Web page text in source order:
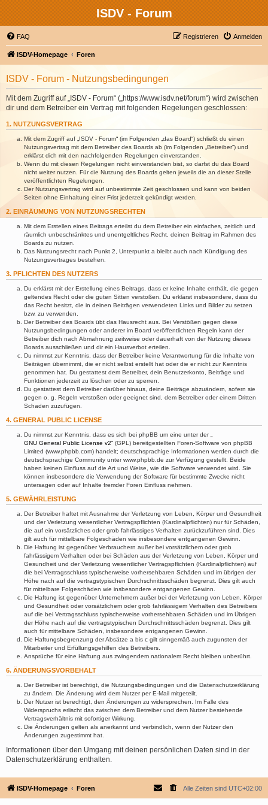
ISDV - Forum
FAQ Anmelden
Registrieren
ISDV-Homepage Foren
ISDV - Forum - Nutzungsbedingungen
Mit dem Zugriff auf „ISDV - Forum“ („https://www.isdv.net/forum“) wird zwischen
dir und dem Betreiber ein Vertrag mit folgenden Regelungen geschlossen:
1. NUTZUNGSVERTRAG
Mit dem Zugriff auf „ISDV - Forum“ (im Folgenden „das Board“) schließt du einen
Nutzungsvertrag mit dem Betreiber des Boards ab (im Folgenden „Betreiber“) und
erklärst dich mit den nachfolgenden Regelungen einverstanden.
Wenn du mit diesen Regelungen nicht einverstanden bist, so darfst du das Board
nicht weiter nutzen. Für die Nutzung des Boards gelten jeweils die an dieser Stelle
veröffentlichten Regelungen.
Der Nutzungsvertrag wird auf unbestimmte Zeit geschlossen und kann von beiden
Seiten ohne Einhaltung einer Frist jederzeit gekündigt werden.
2. EINRÄUMUNG VON NUTZUNGSRECHTEN
Mit dem Erstellen eines Beitrags erteilst du dem Betreiber ein einfaches, zeitlich und
räumlich unbeschränktes und unentgeltliches Recht, deinen Beitrag im Rahmen des
Boards zu nutzen.
Das Nutzungsrecht nach Punkt 2, Unterpunkt a bleibt auch nach Kündigung des
Nutzungsvertrages bestehen.
3. PFLICHTEN DES NUTZERS
Du erklärst mit der Erstellung eines Beitrags, dass er keine Inhalte enthält, die gegen
geltendes Recht oder die guten Sitten verstoßen. Du erklärst insbesondere, dass du
das Recht besitzt, die in deinen Beiträgen verwendeten Links und Bilder zu setzen
bzw. zu verwenden.
Der Betreiber des Boards übt das Hausrecht aus. Bei Verstößen gegen diese
Nutzungsbedingungen oder anderer im Board veröffentlichten Regeln kann der
Betreiber dich nach Abmahnung zeitweise oder dauerhaft von der Nutzung dieses
Boards ausschließen und dir ein Hausverbot erteilen.
Du nimmst zur Kenntnis, dass der Betreiber keine Verantwortung für die Inhalte von
Beiträgen übernimmt, die er nicht selbst erstellt hat oder die er nicht zur Kenntnis
genommen hat. Du gestattest dem Betreiber, dein Benutzerkonto, Beiträge und
Funktionen jederzeit zu löschen oder zu sperren.
Du gestattest dem Betreiber darüber hinaus, deine Beiträge abzuändern, sofern sie
gegen o. g. Regeln verstoßen oder geeignet sind, dem Betreiber oder einem Dritten
Schaden zuzufügen.
4. GENERAL PUBLIC LICENSE
Du nimmst zur Kenntnis, dass es sich bei phpBB um eine unter der „
GNU General Public License v2“ (GPL) bereitgestellten Foren-Software von phpBB
Limited (www.phpbb.com) handelt; deutschsprachige Informationen werden durch die
deutschsprachige Community unter www.phpbb.de zur Verfügung gestellt. Beide
haben keinen Einfluss auf die Art und Weise, wie die Software verwendet wird. Sie
können insbesondere die Verwendung der Software für bestimmte Zwecke nicht
untersagen oder auf Inhalte fremder Foren Einfluss nehmen.
5. GEWÄHRLEISTUNG
Der Betreiber haftet mit Ausnahme der Verletzung von Leben, Körper und Gesundheit
und der Verletzung wesentlicher Vertragspflichten (Kardinalpflichten) nur für Schäden,
die auf ein vorsätzliches oder grob fahrlässiges Verhalten zurückzuführen sind. Dies
gilt auch für mittelbare Folgeschäden wie insbesondere entgangenen Gewinn.
Die Haftung ist gegenüber Verbrauchern außer bei vorsätzlichem oder grob
fahrlässigem Verhalten oder bei Schäden aus der Verletzung von Leben, Körper und
Gesundheit und der Verletzung wesentlicher Vertragspflichten (Kardinalpflichten) auf
die bei Vertragsschluss typischerweise vorhersehbaren Schäden und im übrigen der
Höhe nach auf die vertragstypischen Durchschnittsschäden begrenzt. Dies gilt auch
für mittelbare Folgeschäden wie insbesondere entgangenen Gewinn.
Die Haftung ist gegenüber Unternehmern außer bei der Verletzung von Leben, Körper
und Gesundheit oder vorsätzlichem oder grob fahrlässigem Verhalten des Betreibers
auf die bei Vertragsschluss typischerweise vorhersehbaren Schäden und im Übrigen
der Höhe nach auf die vertragstypischen Durchschnittsschäden begrenzt. Dies gilt
auch für mittelbare Schäden, insbesondere entgangenen Gewinn.
Die Haftungsbegrenzung der Absätze a bis c gilt sinngemäß auch zugunsten der
Mitarbeiter und Erfüllungsgehilfen des Betreibers.
Ansprüche für eine Haftung aus zwingendem nationalem Recht bleiben unberührt.
6. ÄNDERUNGSVORBEHALT
Der Betreiber ist berechtigt, die Nutzungsbedingungen und die Datenschutzerklärung
zu ändern. Die Änderung wird dem Nutzer per E-Mail mitgeteilt.
Der Nutzer ist berechtigt, den Änderungen zu widersprechen. Im Falle des
Widerspruchs erlischt das zwischen dem Betreiber und dem Nutzer bestehende
Vertragsverhältnis mit sofortiger Wirkung.
Die Änderungen gelten als anerkannt und verbindlich, wenn der Nutzer den
Änderungen zugestimmt hat.
Informationen über den Umgang mit deinen persönlichen Daten sind in der
Datenschutzerklärung enthalten.
ISDV-Homepage Foren Alle Zeiten sind UTC+02:00